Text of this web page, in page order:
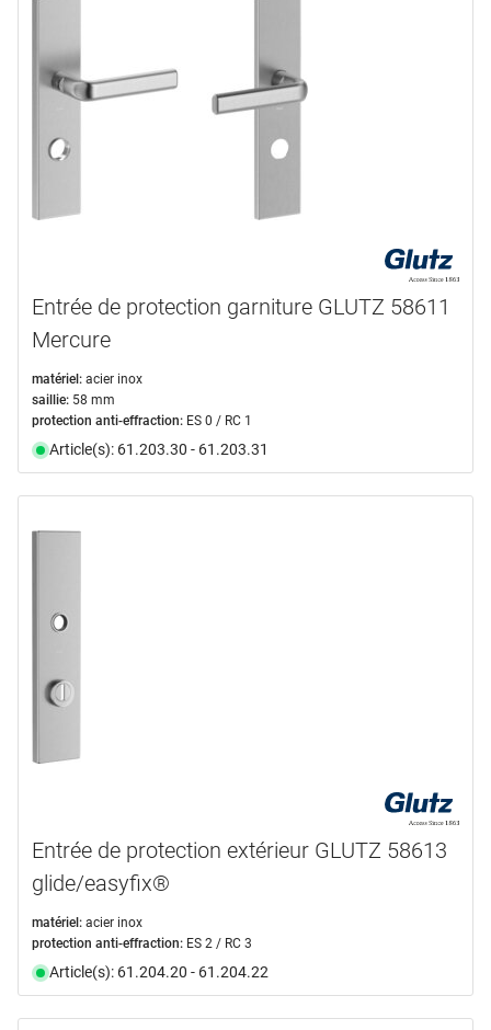
Entrée de protection garniture GLUTZ 58611
Mercure
matériel: acier inox
saillie: 58 mm
protection anti-effraction: ES 0 / RC 1
Article(s): 61.203.30 - 61.203.31
Entrée de protection extérieur GLUTZ 58613
glide/easyfix®
matériel: acier inox
protection anti-effraction: ES 2 / RC 3
Article(s): 61.204.20 - 61.204.22